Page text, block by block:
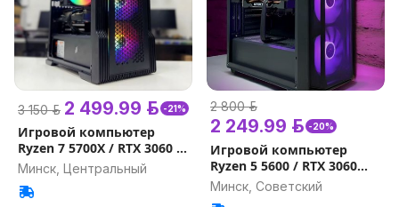
3 150 р. 2 499.99 р. -21%
Игровой компьютер
Ryzen 7 5700X / RTX 3060 Ti
/ 32GB, 16GB Гарантия на
игровой ПК
Минск, Центральный
2 800 р.
2 249.99 р. -20%
Игровой компьютер
Ryzen 5 5600 / RTX 3060
12GB / 32GB, 16GB
Гарантия на игровой ПК
Минск, Советский